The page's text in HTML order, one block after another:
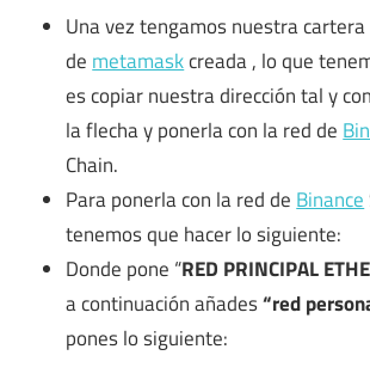
Una vez tengamos nuestra cartera
de metamaskcreada , lo que
es copiar nuestra dirección tal y
la flecha y ponerla con la red de
Chain.
Para ponerla con la red de Binance
tenemos que hacer lo siguiente:
Donde pone “RED PRINCIPAL
a continuación añades“red
pones lo siguiente: